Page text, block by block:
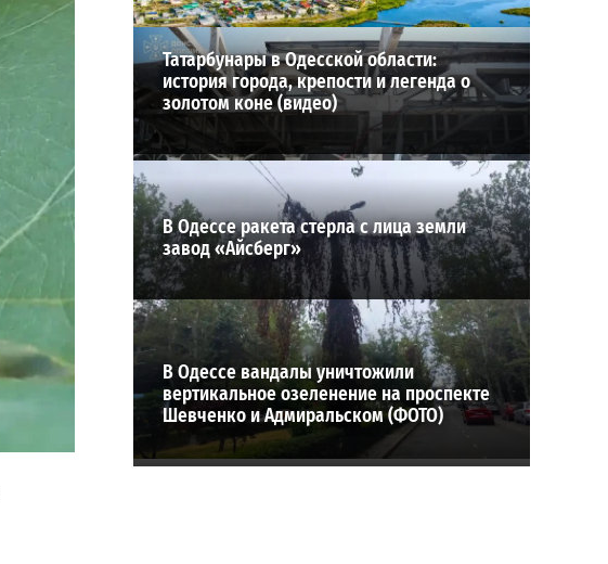
Татарбунары в Одесской области:
история города, крепости и легенда о
золотом коне (видео)
В Одессе ракета стерла с лица земли
завод «Айсберг»
В Одессе вандалы уничтожили
вертикальное озеленение на проспекте
Шевченко и Адмиральском (ФОТО)